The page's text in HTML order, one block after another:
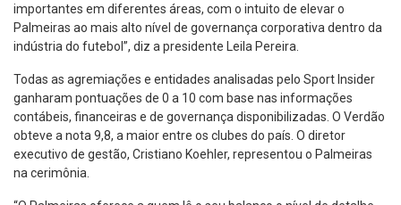
importantes em diferentes áreas, com o intuito de elevar o
Palmeiras ao mais alto nível de governança corporativa dentro da
indústria do futebol”, diz a presidente Leila Pereira.
Todas as agremiações e entidades analisadas pelo Sport Insider
ganharam pontuações de 0 a 10 com base nas informações
contábeis, financeiras e de governança disponibilizadas. O Verdão
obteve a nota 9,8, a maior entre os clubes do país. O diretor
executivo de gestão, Cristiano Koehler, representou o Palmeiras
na cerimônia.